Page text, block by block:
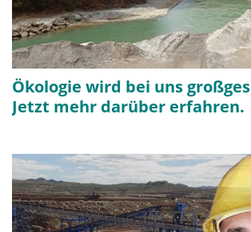
Ökologie wird bei uns
Jetzt mehr darüber erfahren.